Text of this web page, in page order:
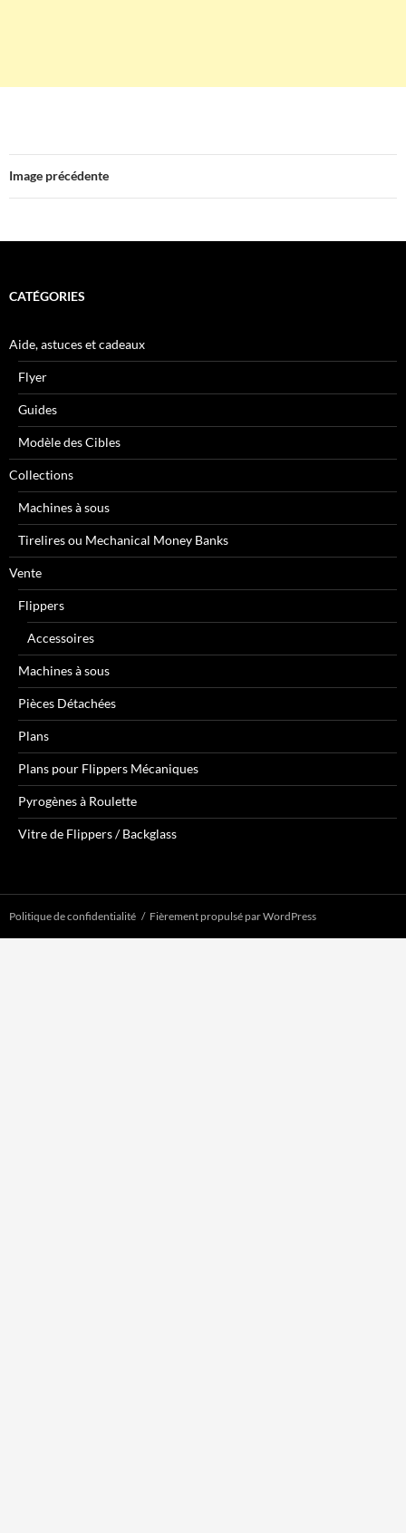
Image précédente
CATÉGORIES
Aide, astuces et cadeaux
Flyer
Guides
Modèle des Cibles
Collections
Machines à sous
Tirelires ou Mechanical Money Banks
Vente
Flippers
Accessoires
Machines à sous
Pièces Détachées
Plans
Plans pour Flippers Mécaniques
Pyrogènes à Roulette
Vitre de Flippers / Backglass
Politique de confidentialité Fièrement propulsé par WordPress